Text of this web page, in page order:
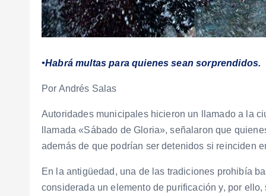
•Habrá multas para quienes sean sorprendidos.
Por Andrés Salas
Autoridades municipales hicieron un llamado a la
llamada «Sábado de Gloria», señalaron que
además de que podrían ser detenidos si reinciden
En la antigüedad, una de las tradiciones prohibía
considerada un elemento de purificación y, por